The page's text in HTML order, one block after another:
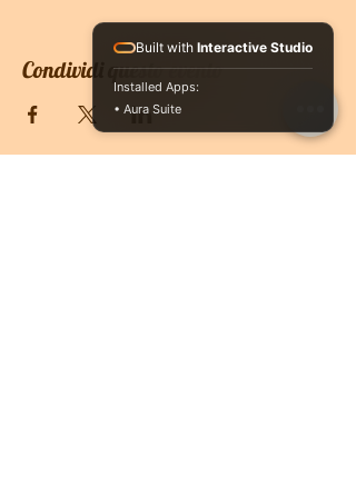
Condividi questo evento
Built with Interactive Studio
Installed Apps:
• Aura Suite